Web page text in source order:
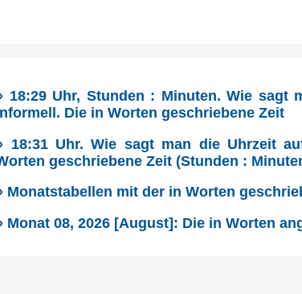
18:29 Uhr, Stunden : Minuten. Wie sagt
Die in Worten geschriebene Zeit
18:31 Uhr. Wie sagt man die Uhrzeit
geschriebene Zeit (Stunden :
Monatstabellen mit der in Worten
Monat 08, 2026 [August]: Die in Worten